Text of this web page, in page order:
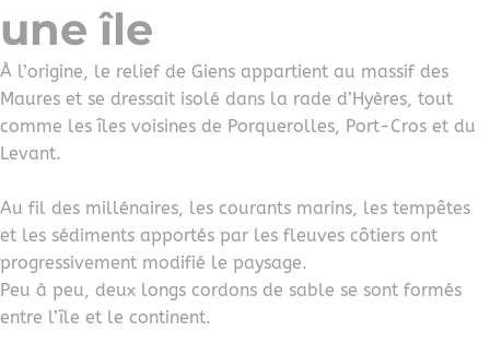
une île
À l’origine, le relief de Giens appartient au massif des
Maures et se dressait isolé dans la rade d’Hyères, tout
comme les îles voisines de Porquerolles, Port-Cros et du
Levant.
Au fil des millénaires, les courants marins, les tempêtes
et les sédiments apportés par les fleuves côtiers ont
progressivement modifié le paysage.
Peu à peu, deux longs cordons de sable se sont formés
entre l’île et le continent.